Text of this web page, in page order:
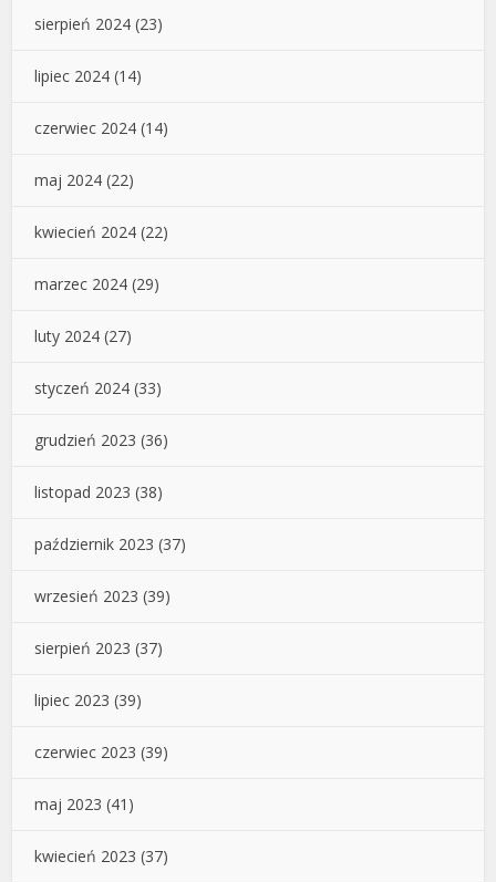
sierpień 2024 (23)
lipiec 2024 (14)
czerwiec 2024 (14)
maj 2024 (22)
kwiecień 2024 (22)
marzec 2024 (29)
luty 2024 (27)
styczeń 2024 (33)
grudzień 2023 (36)
listopad 2023 (38)
październik 2023 (37)
wrzesień 2023 (39)
sierpień 2023 (37)
lipiec 2023 (39)
czerwiec 2023 (39)
maj 2023 (41)
kwiecień 2023 (37)